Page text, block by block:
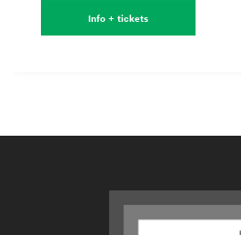
Info + tickets